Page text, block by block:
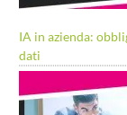
IA in azienda:
dati